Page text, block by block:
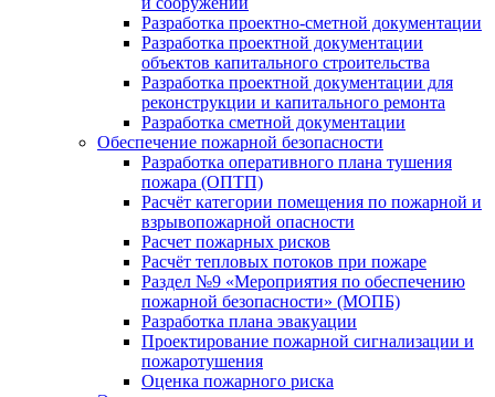
Разработка проектно-сметной документации
Разработка проектной документации
объектов капитального строительства
Разработка проектной документации для
реконструкции и капитального ремонта
Разработка сметной документации
Обеспечение пожарной безопасности
Разработка оперативного плана тушения
пожара (ОПТП)
Расчёт категории помещения по пожарной и
взрывопожарной опасности
Расчет пожарных рисков
Расчёт тепловых потоков при пожаре
Раздел №9 «Мероприятия по обеспечению
пожарной безопасности» (МОПБ)
Разработка плана эвакуации
Проектирование пожарной сигнализации и
пожаротушения
Оценка пожарного риска